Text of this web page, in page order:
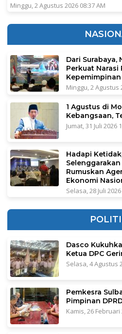
Minggu, 2 Agustus 2026 08:37 AM
Dari Surabaya,
Perkuat Narasi
Minggu, 2 Agustus
1 Agustus di
Kebangsaan,
Jumat, 31 Juli 2026
Hadapi
Rumuskan
Ekonomi
Selasa, 28 Juli
Dasco
Ketua DPC
Selasa, 4 Agustus
Pemkesra
Pimpinan
Kamis, 26 Februari